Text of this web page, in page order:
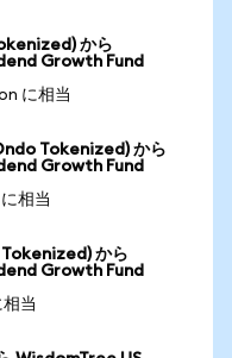
から
Growth Fund
に相当
Tokenized) から
Growth Fund
相当
から
Growth Fund
当